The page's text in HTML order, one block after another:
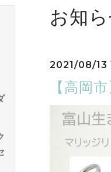
お知
2021/08/13
【高岡